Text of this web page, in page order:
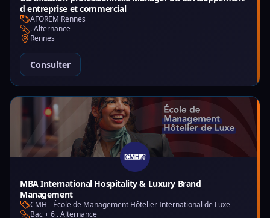
d entreprise et commercial
AFOREM Rennes
. Alternance
Rennes
Consulter
MBA International Hospitality & Luxury Brand
Management
CMH - École de Management Hôtelier International de Luxe
Bac + 6 . Alternance